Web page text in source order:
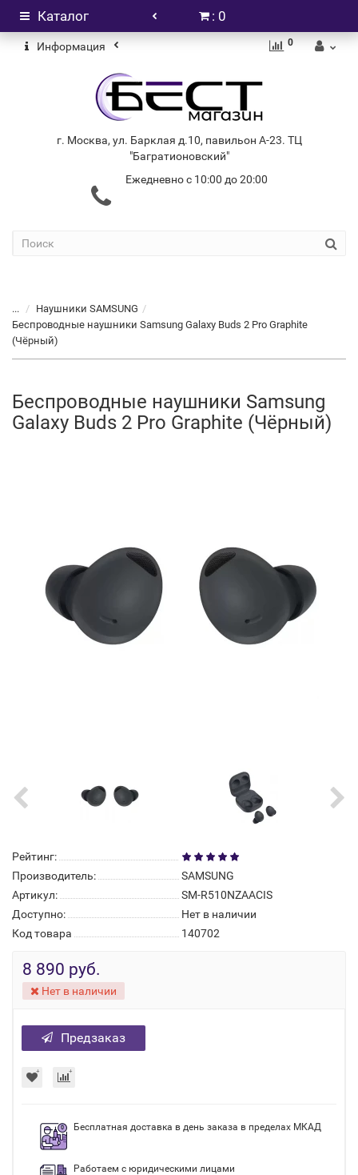
Информация 0
г. Москва, ул. Барклая д.10, павильон А-23. ТЦ
"Багратионовский"
Ежедневно с 10:00 до 20:00
Каталог : 0
...
Наушники SAMSUNG
Беспроводные наушники Samsung Galaxy Buds 2 Pro Graphite
(Чёрный)
Беспроводные наушники Samsung
Galaxy Buds 2 Pro Graphite (Чёрный)
Рейтинг:
Производитель:
SAMSUNG
Артикул:
SM-R510NZAACIS
Доступно:
Нет в наличии
Код товара
140702
8 890 руб.
Нет в наличии
Предзаказ
Бесплатная доставка в день заказа в пределах МКАД
Работаем с юридическими лицами